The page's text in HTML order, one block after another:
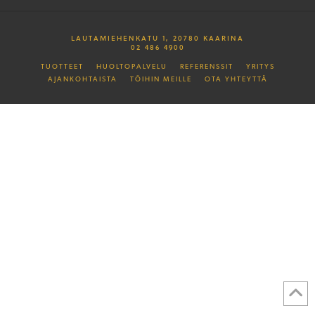
LAUTAMIEHENKATU 1, 20780 KAARINA
02 486 4900
TUOTTEET HUOLTOPALVELU REFERENSSIT
YRITYS
AJANKOHTAISTA
TÖIHIN MEILLE OTA YHTEYTTÄ